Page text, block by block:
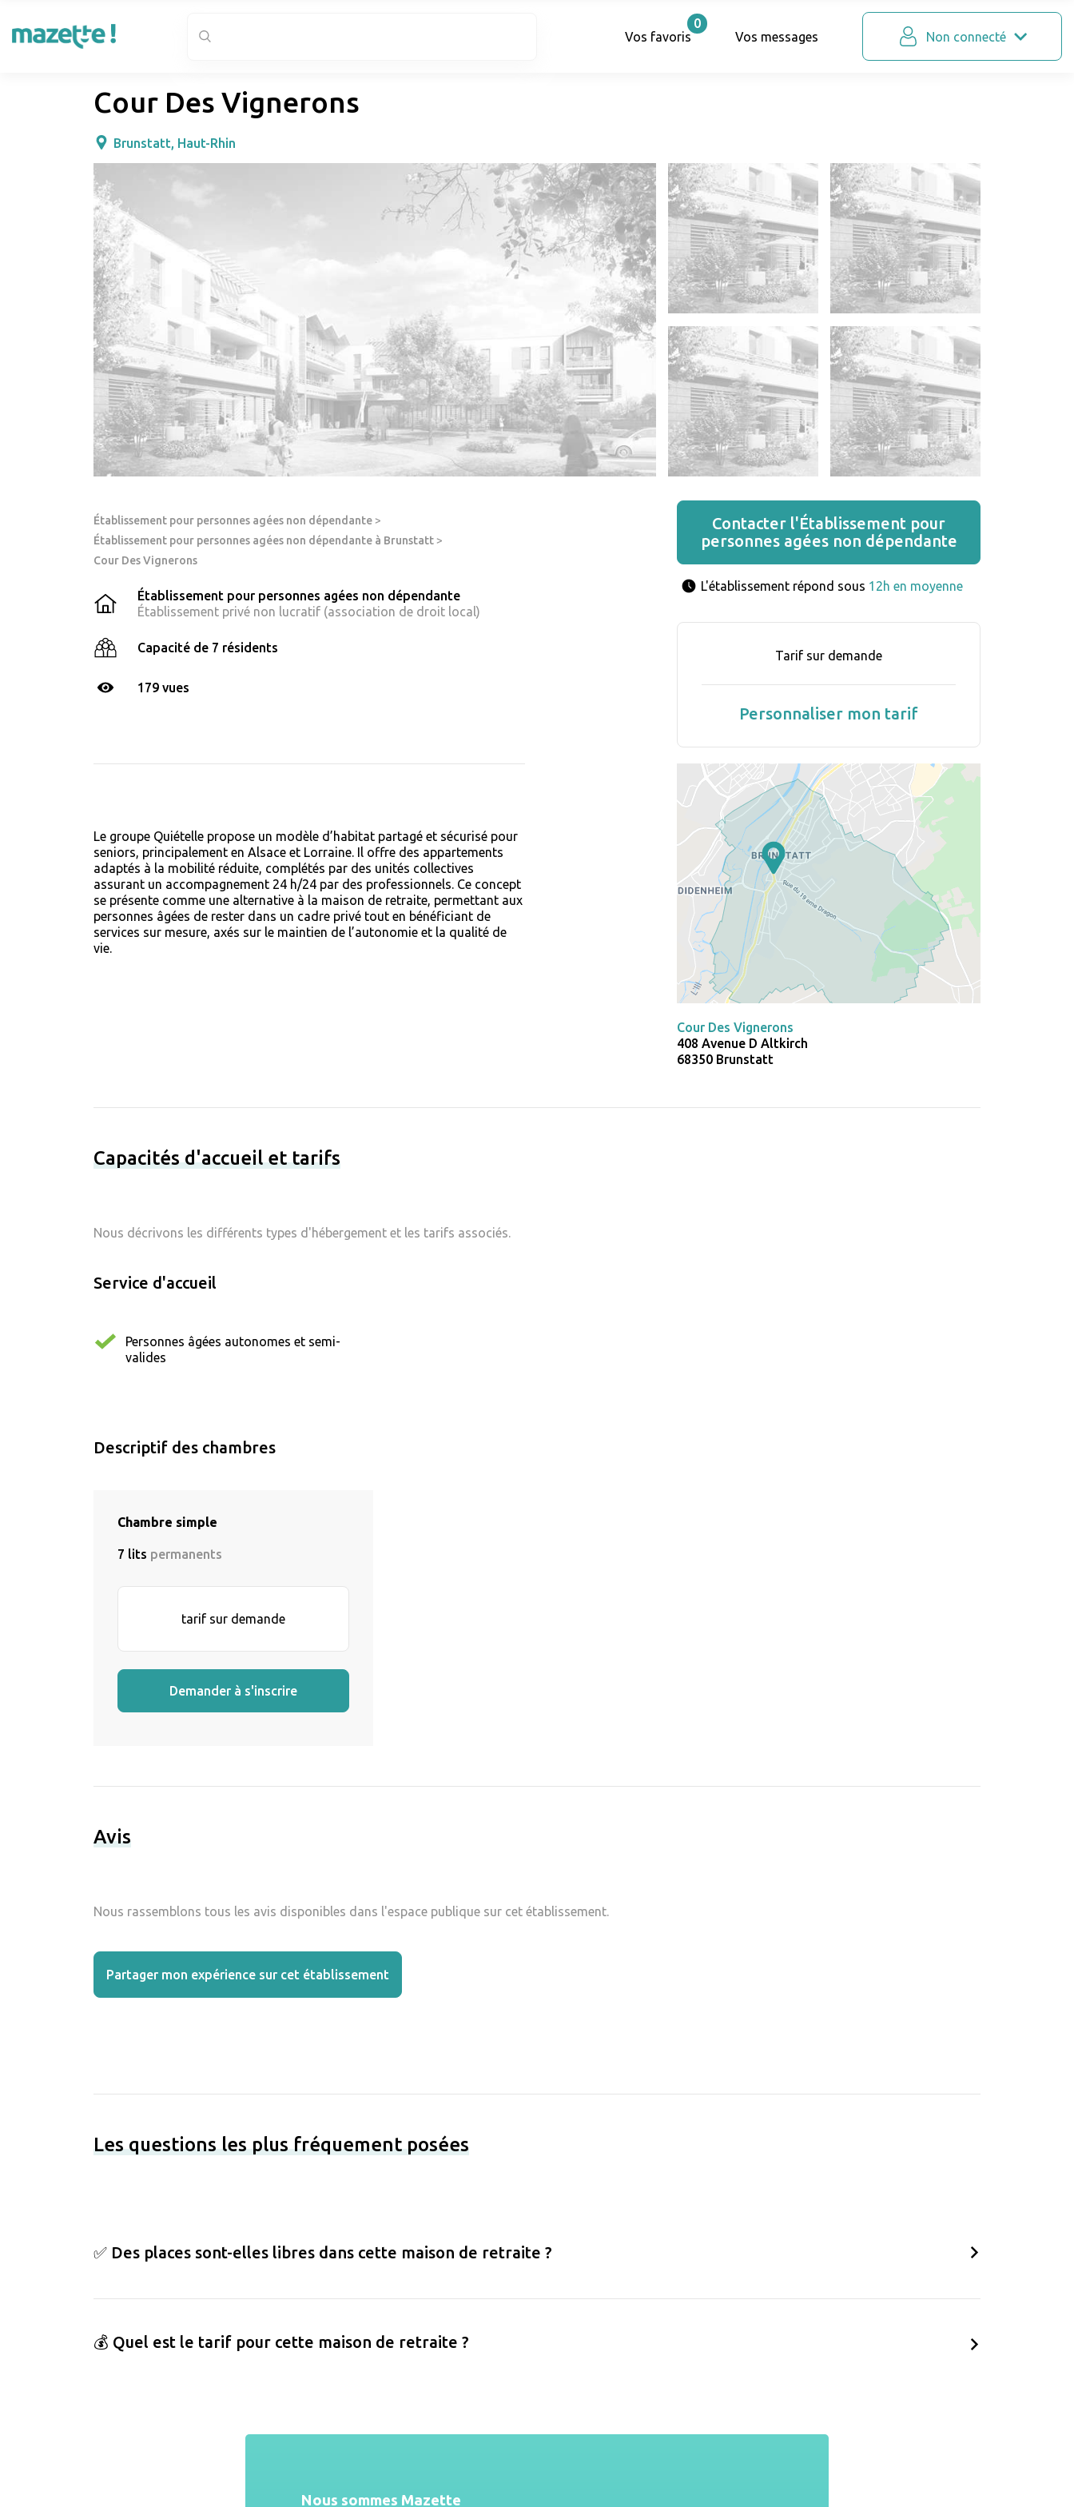
Vos favoris
0
Vos messages
Non connecté
Cour Des Vignerons
Brunstatt, Haut-Rhin
Établissement pour personnes agées non dépendante >
Établissement pour personnes agées non dépendante à Brunstatt >
Cour Des Vignerons
Établissement pour personnes agées non dépendante
Établissement privé non lucratif (association de droit local)
Capacité de 7 résidents
179 vues
Le groupe Quiételle propose un modèle d’habitat partagé et sécurisé pour
seniors, principalement en Alsace et Lorraine. Il offre des appartements
adaptés à la mobilité réduite, complétés par des unités collectives
assurant un accompagnement 24 h/24 par des professionnels. Ce concept
se présente comme une alternative à la maison de retraite, permettant aux
personnes âgées de rester dans un cadre privé tout en bénéficiant de
services sur mesure, axés sur le maintien de l’autonomie et la qualité de
vie.
Contacter l'Établissement pour
personnes agées non dépendante
L'établissement répond sous 12h en moyenne
Tarif sur demande
Personnaliser mon tarif
Cour Des Vignerons
408 Avenue D Altkirch
68350 Brunstatt
Capacités d'accueil et tarifs
Nous décrivons les différents types d'hébergement et les tarifs associés.
Service d'accueil
Personnes âgées autonomes et semi-
valides
Descriptif des chambres
Chambre simple
7 lits permanents
tarif sur demande
Demander à s'inscrire
Avis
Nous rassemblons tous les avis disponibles dans l'espace publique sur cet établissement.
Partager mon expérience sur cet établissement
Les questions les plus fréquement posées
✅ Des places sont-elles libres dans cette maison de retraite ?
💰 Quel est le tarif pour cette maison de retraite ?
Nous sommes Mazette